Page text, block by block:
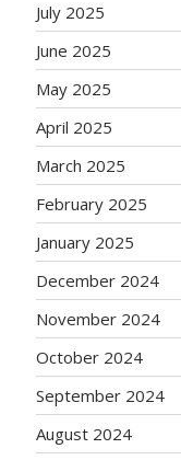
July 2025
June 2025
May 2025
April 2025
March 2025
February 2025
January 2025
December 2024
November 2024
October 2024
September 2024
August 2024